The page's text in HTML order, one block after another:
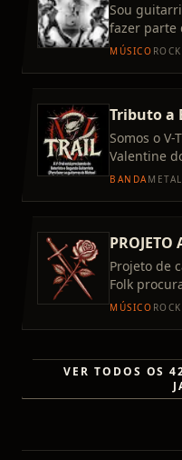
Sou
fazer parte
influências
MÚSICO ROCK
Tributo a
Procura
Somos o
Valentine
busca de
BANDAMETAL
PROJETO
Projeto de
Folk
como
MÚSICO ROCK
VER TODOS OS